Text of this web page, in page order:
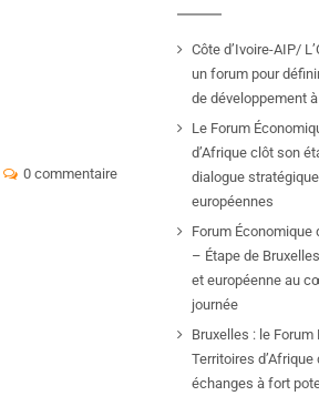
0 commentaire
Côte d’Ivoire-AIP/
un forum pour
de développement
Le Forum
d’Afrique clôt son
dialogue
européennes
Forum Économique
– Étape de
et européenne au
journée
Bruxelles : le
Territoires
échanges à fort